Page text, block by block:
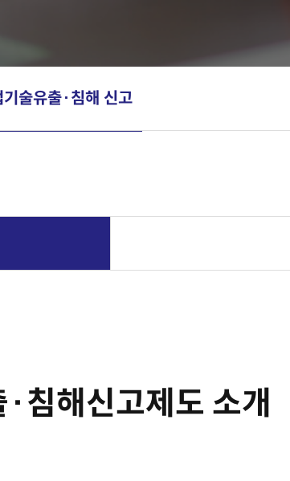
기술유출·침해 신고
침해신고제도 소개